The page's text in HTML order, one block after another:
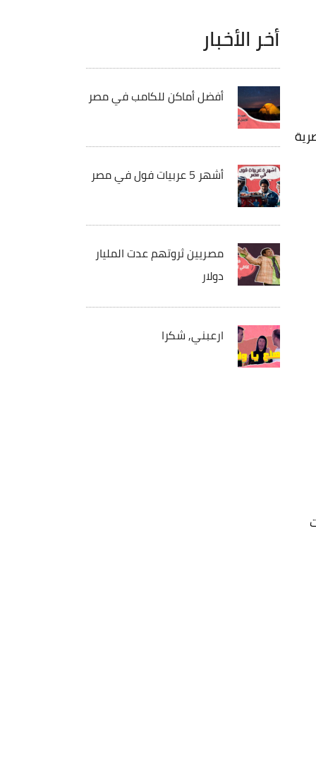
المصرية
أخر الأخبار
أفضل أماكن للكامب في مصر
أشهر 5 عربيات فول في مصر
مصريين ثروتهم عدت المليار
دولار
ارعبني, شكرا